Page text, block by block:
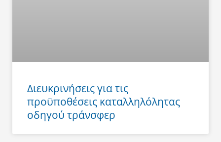
Διευκρινήσεις για τις
προϋποθέσεις καταλληλόλητας
οδηγού τράνσφερ